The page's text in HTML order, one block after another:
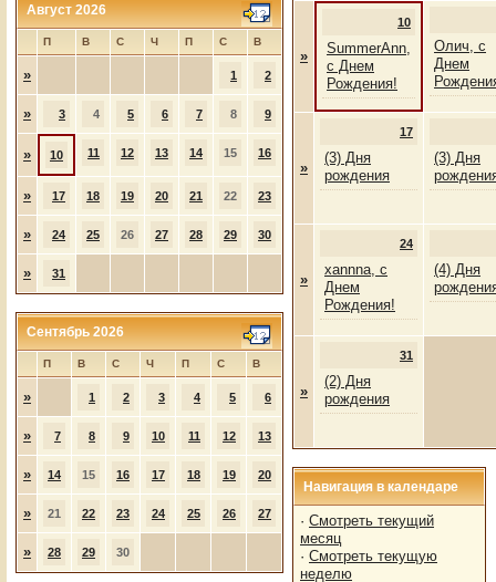
Август 2026
П В С Ч П С В
» 1 2
» 3 4 5 6 7 8 9
» 10 11 12 13 14 15 16
» 17 18 19 20 21 22 23
» 24 25 26 27 28 29 30
» 31
Сентябрь 2026
П В С Ч П С В
» 1 2 3 4 5 6
» 7 8 9 10 11 12 13
» 14 15 16 17 18 19 20
» 21 22 23 24 25 26 27
» 28 29 30
»
10
SummerAnn,
с Днем
Рождения!
Олич, с
Днем
»
17
(3) Дня
рождения
(3) Дня
»
24
xannna, с
Днем
Рождения!
(4) Дня
»
31
(2) Дня
рождения
Навигация в календаре
· Смотреть текущий
месяц
· Смотреть текущую
неделю